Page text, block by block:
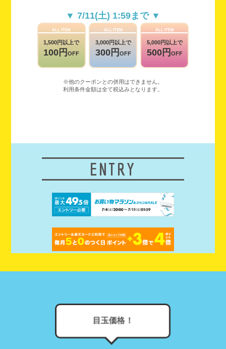
▼ 7/11(土) 1:59まで ▼
ALL ITEM
1,500円以上で
100円OFF
ALL ITEM
3,000円以上で
300円 OFF
ALL ITEM
5,000円以上で
500円 OFF
※他のクーポンとの併用はできません。
利用条件金額は全て税込みとなります。
ENTRY
目玉価格！